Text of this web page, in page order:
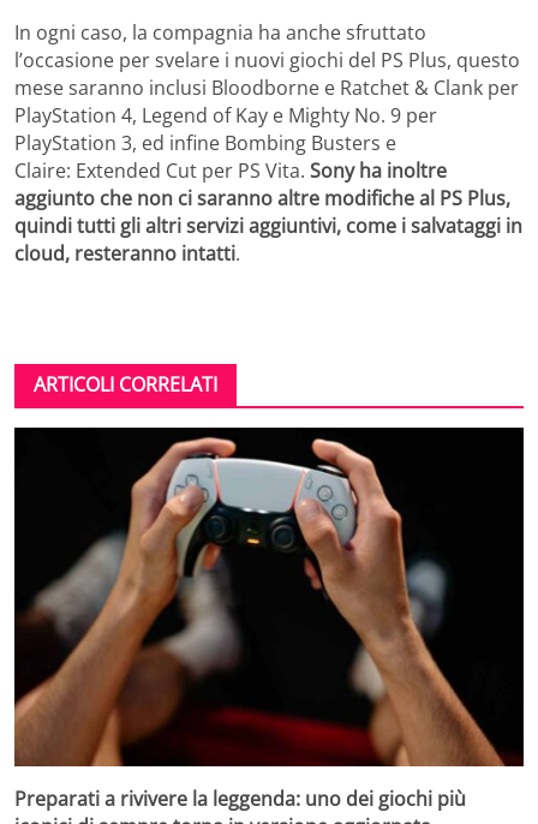
In ogni caso, la compagnia ha anche sfruttato
l’occasione per svelare i nuovi giochi del PS Plus, questo
mese saranno inclusi Bloodborne e Ratchet & Clank per
PlayStation 4, Legend of Kay e Mighty No. 9 per
PlayStation 3, ed infine Bombing Busters e
Claire: Extended Cut per PS Vita. Sony ha inoltre
aggiunto che non ci saranno altre modifiche al PS Plus,
quindi tutti gli altri servizi aggiuntivi, come i salvataggi in
cloud, resteranno intatti.
ARTICOLI CORRELATI
Preparati a rivivere la leggenda: uno dei giochi più